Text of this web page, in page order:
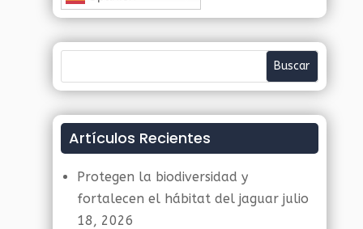
Artículos Recientes
Protegen la biodiversidad y
fortalecen el hábitat del jaguar julio
18, 2026